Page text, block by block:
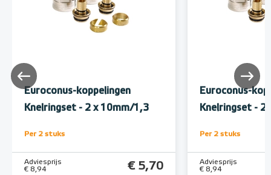
Euroconus-koppelingen
Knelringset - 2 x 10mm/1,3
Per 2 stuks
Adviesprijs
€ 8,94
€ 5,70
Euroconus-
Knelringset - 2
Per 2 stuks
Adviesprijs
€ 8,94